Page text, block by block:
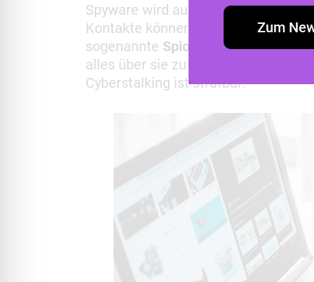
Spyware wird auch beiCyberstalking
Kontakte können mit dem
sogenannte Spionage-Apps
alles über sie zu erfahren. Ein
Cyberstalking ist strafbar.
Zum